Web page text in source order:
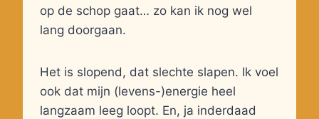
op de schop gaat… zo kan ik nog wel
lang doorgaan.
Het is slopend, dat slechte slapen. Ik voel
ook dat mijn (levens-)energie heel
langzaam leeg loopt. En, ja inderdaad